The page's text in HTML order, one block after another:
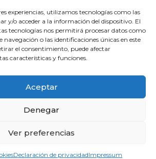
experiencias, utilizamos tecnologías como las
y/o acceder a la información del dispositivo. El
tecnologías nos permitirá procesar datos como
o las identificaciones únicas en este
el consentimiento, puede afectar
características y funciones.
Aceptar
Denegar
Ver preferencias
Declaración de privacidadImpressum
el acuerdo entre la
Médico Andaluz y
convierta en mejoras reales
de Colegios de
su apoyo a los
sanitarios de Ceuta y